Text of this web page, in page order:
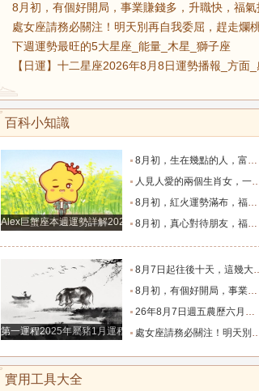
8月初，有個好開局，事業賺錢多，升職快，福
處女座請務必關注！明天別再自我委屈，趕走爛
下週運勢最旺的5大星座_能量_木星_獅子座
【日運】十二星座2026年8月8日運勢播報_方面
百科小知識
Alex巨蟹座本週運勢詳解2024.12.23-12.29
8月初，生在幾點的人，富有才情，桃花旺盛，和氣生財過一生_天秤座_獅子座_關係
人見人愛的兩個生肖女，一生追求者最多，堪稱萬人迷！_智慧_啟示_都能
8月初，紅火運勢滿布，福氣源源不斷的四個星座，日子美滿_朋友_獅子座_雙子座
8月初，真心對待朋友，福氣不缺，事業和生意蒸蒸日上的四個星座_合作中_金牛座_雙子座
第一運程2025年屬豬1月運程解析
8月7日起往後十天，這幾大生肖財神安穩落座，聚財納福家底日漸變得厚實富足_池池_財運_時間
8月初，有個好開局，事業賺錢多，升職快，福氣指數高的4個星座_財運亨通_獅子座_天蠍座
26年8月7日週五農歷六月廿五十二生肖運勢及注意事項_工作_話說_生活
處女座請務必關注！明天別再自我委屈，趕走爛桃花和破財的陰霾！_宇宙_機會_方也會
實用工具大全